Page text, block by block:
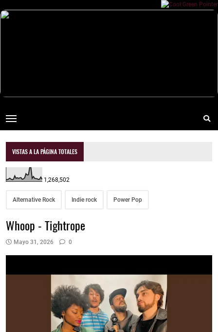
VISTAS A LA PÁGINA TOTALES
1,268,502
Alternative Rock Indie rock Power Pop
Whoop - Tightrope
Mayo 31, 2026 0